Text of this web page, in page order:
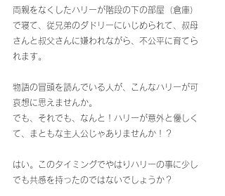
両親をなくしたハリーが階段の下の部屋（倉庫）
で寝て、従兄弟のダドリーにいじめられて、叔母
さんと叔父さんに嫌われながら、不公平に育てら
れます。
物語の冒頭を読んでいる人が、こんなハリーが可
哀想に思えませんか。
でも、それでも、なんと！ハリーが意外と優しく
て、まともな主人公じゃありませんか！？
はい。このタイミングでやはりハリーの事に少し
でも共感を持ったのではないでしょうか？